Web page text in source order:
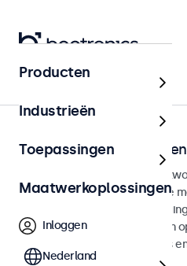
Home
75mm VESA
75mm VESA touchscreens
montagemogelijkheden. Deze
met standaard VESA-
daarmee aangesloten worden
plafondhouders, muurbeugels
Producten
Industrieën
Toepassingen
Maatwerkoplossingen
Inloggen
Nederland